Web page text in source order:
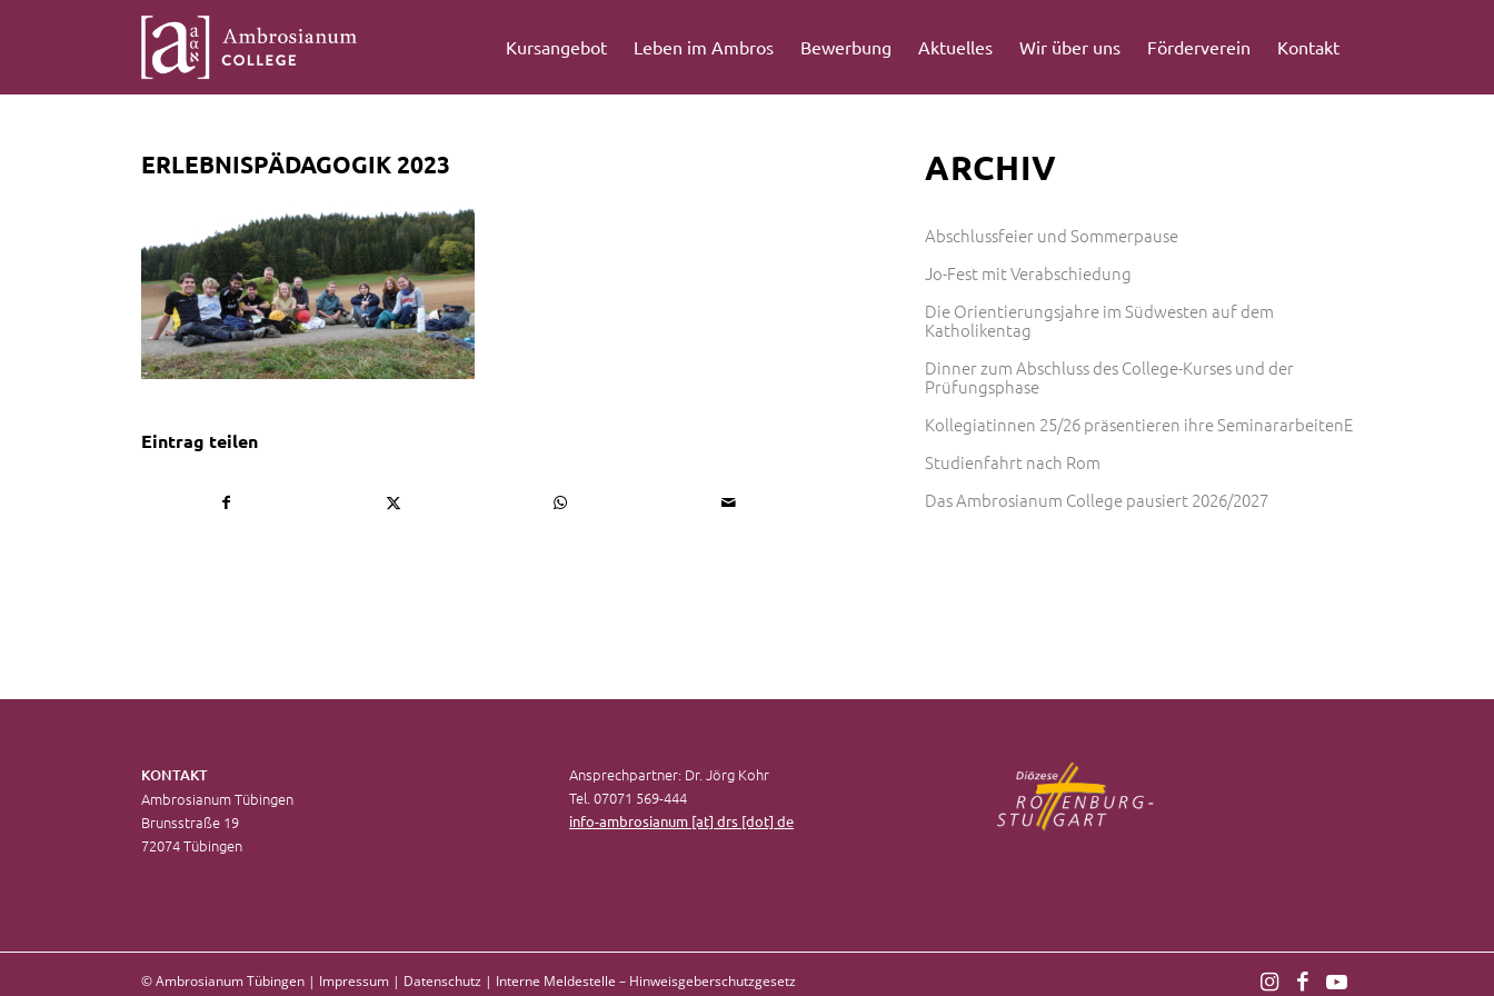
Kursangebot Leben im Ambros Bewerbung Aktuelles Wir über uns Förderverein Kontakt
ERLEBNISPÄDAGOGIK 2023
Eintrag teilen
ARCHIV
Abschlussfeier und Sommerpause
Jo-Fest mit Verabschiedung
Die Orientierungsjahre im Südwesten auf dem
Katholikentag
Dinner zum Abschluss des College-Kurses und der
Prüfungsphase
Kollegiatinnen 25/26 präsentieren ihre SeminararbeitenE
Studienfahrt nach Rom
Das Ambrosianum College pausiert 2026/2027
KONTAKT
Ambrosianum Tübingen
Brunsstraße 19
72074 Tübingen
Ansprechpartner: Dr. Jörg Kohr
Tel. 07071 569-444
info-ambrosianum [at] drs [dot] de
© Ambrosianum Tübingen | Impressum | Datenschutz | Interne Meldestelle – Hinweisgeberschutzgesetz